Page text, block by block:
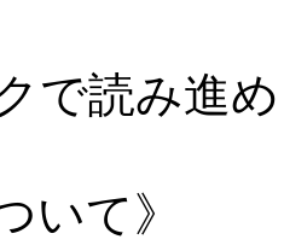
で読み進
いて》